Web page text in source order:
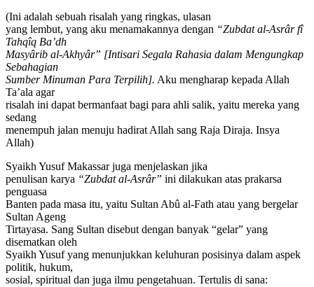
(Ini adalah sebuah risalah yang ringkas, ulasan
yang lembut, yang aku menamakannya dengan “Zubdat al-Asrâr fî
Tahqîq Ba’dh
Masyârib al-Akhyâr” [Intisari Segala Rahasia dalam Mengungkap
Sebahagian
Sumber Minuman Para Terpilih]. Aku mengharap kepada Allah
Ta’ala agar
risalah ini dapat bermanfaat bagi para ahli salik, yaitu mereka yang
sedang
menempuh jalan menuju hadirat Allah sang Raja Diraja. Insya
Allah)
Syaikh Yusuf Makassar juga menjelaskan jika
penulisan karya “Zubdat al-Asrâr” ini dilakukan atas prakarsa
penguasa
Banten pada masa itu, yaitu Sultan Abû al-Fath atau yang bergelar
Sultan Ageng
Tirtayasa. Sang Sultan disebut dengan banyak “gelar” yang
disematkan oleh
Syaikh Yusuf yang menunjukkan keluhuran posisinya dalam aspek
politik, hukum,
sosial, spiritual dan juga ilmu pengetahuan. Tertulis di sana: